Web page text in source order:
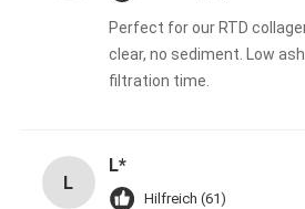
Perfect for our RTD
clear, no sediment. Low
filtration time.
L
L*
Hilfreich (61)